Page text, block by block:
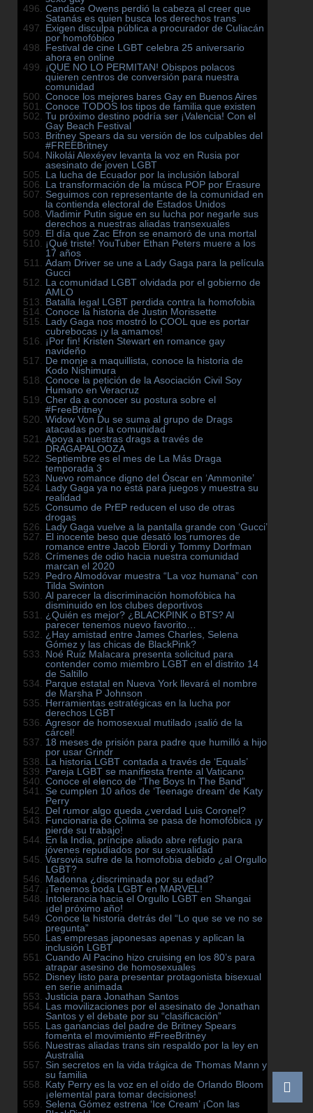
Candace Owens perdió la cabeza al creer que
Satanás es quien busca los derechos trans
Exigen disculpa pública a procurador de Culiacán
por homofóbico
Festival de cine LGBT celebra 25 aniversario
ahora en online
¡QUE NO LO PERMITAN! Obispos polacos
quieren centros de conversión para nuestra
comunidad
Conoce los mejores bares Gay en Buenos Aires
Conoce TODOS los tipos de familia que existen
Tu próximo destino podría ser ¡Valencia! Con el
Gay Beach Festival
Britney Spears da su versión de los culpables del
#FREEBritney
Nikolái Alexéyev levanta la voz en Rusia por
asesinato de joven LGBT
La lucha de Ecuador por la inclusión laboral
La transformación de la músca POP por Erasure
Seguimos con representante de la comunidad en
la contienda electoral de Estados Unidos
Vladimir Putin sigue en su lucha por negarle sus
derechos a nuestras aliadas transexuales
El día que Zac Efron se enamoró de una mortal
¡Qué triste! YouTuber Ethan Peters muere a los
17 años
Adam Driver se une a Lady Gaga para la película
Gucci
La comunidad LGBT olvidada por el gobierno de
AMLO
Batalla legal LGBT perdida contra la homofobia
Conoce la historia de Justin Morissette
Lady Gaga nos mostró lo COOL que es portar
cubrebocas ¡y la amamos!
¡Por fin! Kristen Stewart en romance gay
navideño
De monje a maquillista, conoce la historia de
Kodo Nishimura
Conoce la petición de la Asociación Civil Soy
Humano en Veracruz
Cher da a conocer su postura sobre el
#FreeBritney
Widow Von Du se suma al grupo de Drags
atacadas por la comunidad
Apoya a nuestras drags a través de
DRAGAPALOOZA
Septiembre es el mes de La Más Draga
temporada 3
Nuevo romance digno del Óscar en ‘Ammonite’
Lady Gaga ya no está para juegos y muestra su
realidad
Consumo de PrEP reducen el uso de otras
drogas
Lady Gaga vuelve a la pantalla grande con ‘Gucci’
El inocente beso que desató los rumores de
romance entre Jacob Elordi y Tommy Dorfman
Crímenes de odio hacia nuestra comunidad
marcan el 2020
Pedro Almodóvar muestra “La voz humana” con
Tilda Swinton
Al parecer la discriminación homofóbica ha
disminuido en los clubes deportivos
¿Quién es mejor? ¿BLACKPINK o BTS? Al
parecer tenemos nuevo favorito…
¿Hay amistad entre James Charles, Selena
Gómez y las chicas de BlackPink?
Noé Ruiz Malacara presenta solicitud para
contender como miembro LGBT en el distrito 14
de Saltillo
Parque estatal en Nueva York llevará el nombre
de Marsha P Johnson
Herramientas estratégicas en la lucha por
derechos LGBT
Agresor de homosexual mutilado ¡salió de la
cárcel!
18 meses de prisión para padre que humilló a hijo
por usar Grindr
La historia LGBT contada a través de ‘Equals’
Pareja LGBT se manifiesta frente al Vaticano
Conoce el elenco de “The Boys In The Band”
Se cumplen 10 años de ‘Teenage dream’ de Katy
Perry
Del rumor algo queda ¿verdad Luis Coronel?
Funcionaria de Colima se pasa de homofóbica ¡y
pierde su trabajo!
En la India, príncipe aliado abre refugio para
jóvenes repudiados por su sexualidad
Varsovia sufre de la homofobia debido ¿al Orgullo
LGBT?
Madonna ¿discriminada por su edad?
¡Tenemos boda LGBT en MARVEL!
Intolerancia hacia el Orgullo LGBT en Shangai
¡del próximo año!
Conoce la historia detrás del “Lo que se ve no se
pregunta”
Las empresas japonesas apenas y aplican la
inclusión LGBT
Cuando Al Pacino hizo cruising en los 80’s para
atrapar asesino de homosexuales
Disney listo para presentar protagonista bisexual
en serie animada
Justicia para Jonathan Santos
Las movilizaciones por el asesinato de Jonathan
Santos y el debate por su “clasificación”
Las ganancias del padre de Britney Spears
fomenta el movimiento #FreeBritney
Nuestras aliadas trans sin respaldo por la ley en
Australia
Sin secretos en la vida trágica de Thomas Mann y
su familia
Katy Perry es la voz en el oído de Orlando Bloom
¡elemental para tomar decisiones!
Selena Gómez estrena ‘Ice Cream’ ¡Con las